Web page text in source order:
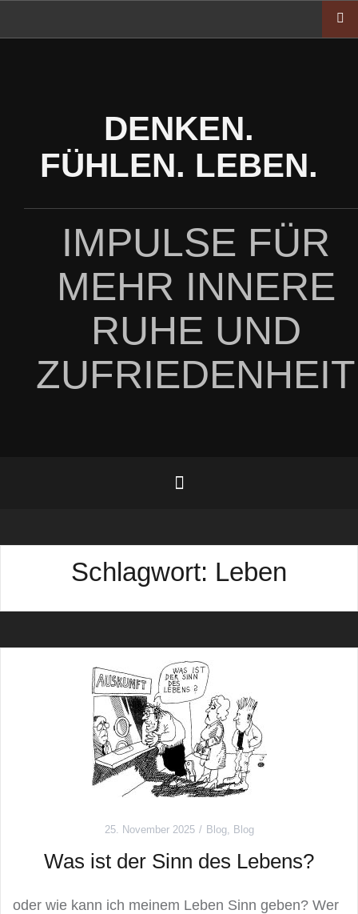
DENKEN.
FÜHLEN. LEBEN.
IMPULSE FÜR
MEHR INNERE
RUHE UND
ZUFRIEDENHEIT
Schlagwort: Leben
25. November 2025 Blog, Blog
Was ist der Sinn des Lebens?
oder wie kann ich meinem Leben Sinn geben? Wer